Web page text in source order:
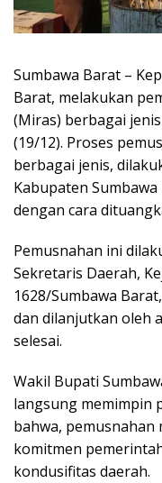
Sumbawa Barat –
Barat, melakukan
(Miras) berbagai
(19/12). Proses
berbagai jenis,
Kabupaten Sumbawa
dengan cara
Pemusnahan ini
Sekretaris Daerah,
1628/Sumbawa
dan dilanjutkan oleh
selesai.
Wakil Bupati
langsung memimpin
bahwa,
komitmen
kondusifitas daerah.